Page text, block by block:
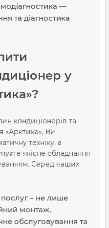
—
та діагностика
у
кондиціонерів та
«Арктика», Ви
техніку, а
якісне обладнання
Серед наших
– не лише
монтаж,
обслуговування та